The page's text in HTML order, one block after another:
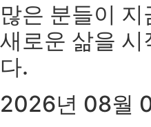
많은 분들이
새로운 삶을 시
다.
2026년 08월